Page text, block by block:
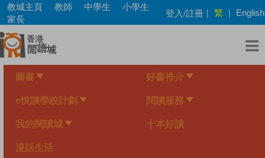
Skip
main
content
教城主頁 教師 中學生
小學生
家長
登入/註冊 | 繁 | English
圖書 好書推介
e悅讀學校計劃 閱讀服務
我的閱讀城 十本好讀
漫話生活